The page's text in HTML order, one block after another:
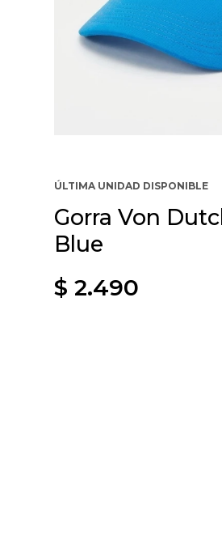
ÚLTIMA UNIDAD DISPONIBLE
Gorra Von
Blue
$ 2.490